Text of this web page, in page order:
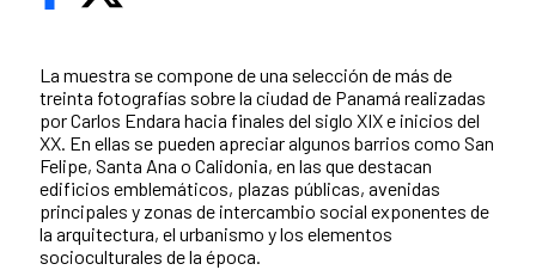
La muestra se compone de una selección de más de
treinta fotografías sobre la ciudad de Panamá realizadas
por Carlos Endara hacia finales del siglo XIX e inicios del
XX. En ellas se pueden apreciar algunos barrios como San
Felipe, Santa Ana o Calidonia, en las que destacan
edificios emblemáticos, plazas públicas, avenidas
principales y zonas de intercambio social exponentes de
la arquitectura, el urbanismo y los elementos
socioculturales de la época.